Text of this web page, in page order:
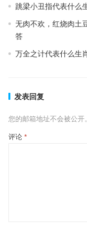
跳梁小丑指代表什么
无肉不欢，红烧肉土
答
万全之计代表什么生
发表回复
您的邮箱地址不会被公开。
评论 *